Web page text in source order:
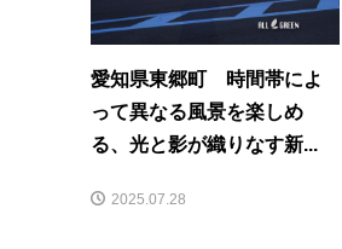
愛知県東郷町 時間帯によ
って異なる風景を楽しめ
る、光と影が織りなす新...
2025.07.28